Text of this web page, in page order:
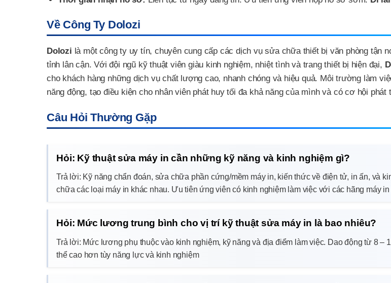
Về Công Ty Dolozi
Dolozi là một công ty uy tín, chuyên cung cấp các dịch vụ sửa chữa thiết bị văn phòng tận
tỉnh lân cận. Với đội ngũ kỹ thuật viên giàu kinh nghiệm, nhiệt tình và trang thiết bị hiện đại,
cho khách hàng những dịch vụ chất lượng cao, nhanh chóng và hiệu quả. Môi trường làm
năng động, tạo điều kiện cho nhân viên phát huy tối đa khả năng của mình và có cơ hội phát
Câu Hỏi Thường Gặp
Hỏi: Kỹ thuật sửa máy in cần những kỹ năng và kinh nghiệm gì?
Trả lời: Kỹ năng chẩn đoán, sửa chữa phần cứng/mềm máy in, kiến thức về điện tử, in ấn, và
chữa các loại máy in khác nhau. Ưu tiên ứng viên có kinh nghiệm làm việc với các hãng máy in
Hỏi: Mức lương trung bình cho vị trí kỹ thuật sửa máy in là bao nhiêu?
Trả lời: Mức lương phụ thuộc vào kinh nghiệm, kỹ năng và địa điểm làm việc. Dao động từ 8 –
thể cao hơn tùy năng lực và kinh nghiệm